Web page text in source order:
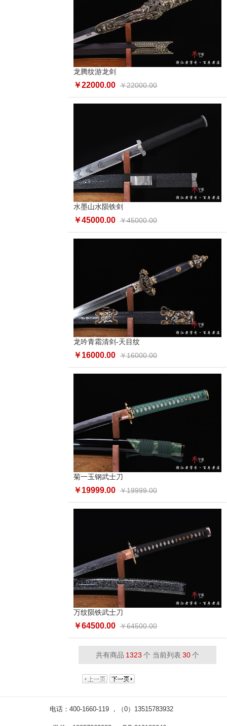
龙腾纹游龙剑
￥22000.00 ￥22000.00
水墨山水陨铁剑
￥45000.00 ￥45000.00
龙吟青霜清剑-天目纹
￥16000.00 ￥16000.00
菊一玉钢武士刀
￥19999.00 ￥19999.00
万纹陨铁武士刀
￥64500.00 ￥64500.00
共有商品 1323 个 当前列表 30 个
电话：400-1660-119 ，（0）13515783932